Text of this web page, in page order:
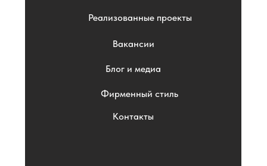
Реализованные проекты
Вакансии
Блог и медиа
Фирменный стиль
Контакты